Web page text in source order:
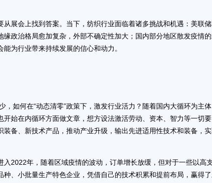
会上找到答案。当下，纺织行业面临着诸多挑战和机遇：美联
政治格局愈加复杂，外部不确定性加大；国内部分地区散发疫情
为行业带来持续发展的信心和动力。
何在“动态清零”政策下，激发行业活力？随着国内大循环为主体
始在内循环方面做文章，想方设法激活劳动、资本、智力等一切
备、新技术产品，推动产业升级，输出先进适用性技术和装备，实
年，随着区域疫情的波动，订单增长放缓，但对于一些以高
、小批量生产特色企业，凭借自己的技术积累和提前布局，赢得